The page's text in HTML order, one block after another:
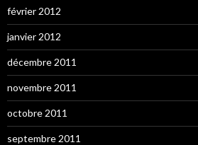
février 2012
janvier 2012
décembre 2011
novembre 2011
octobre 2011
septembre 2011